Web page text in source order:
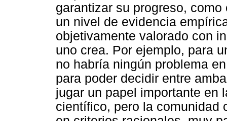
garantizar su progreso,
un nivel de evidencia
objetivamente valorado con
uno crea. Por ejemplo, para
no habría ningún problema
para poder decidir entre
jugar un papel importante en
científico, pero la comunidad